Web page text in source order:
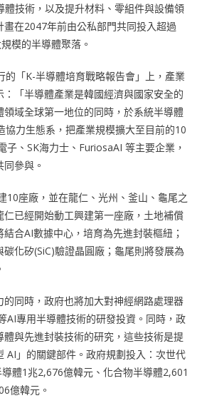
技術，以及提升材料、零組件與設備領
在2047年前由公私部門共同投入超過
模的半導體聚落。
的「K-半導體培育戰略報告會」上，產業
「半導體產業是韓國經濟與國家安全的
域全球第一地位的同時，於系統半導體
協力生態系，把產業規模擴大至目前的10
子、SK海力士、FuriosaAI 等主要企業，
參與。
10座廠，並在龍仁、光州、釜山、龜尾之
已經開始動工興建第一座廠，土地補償
合AI數據中心，培育為先進封裝樞紐；
化矽(SiC)驗證晶圓廠；龜尾則將發展為
同時，政府也將加大對神經網路處理器
AI專用半導體技術的研發投資。同時，政
與先進封裝技術的研究，這些技術是提
AI」的關鍵部件。政府規劃投入：次世代
體1兆2,676億韓元、化合物半導體2,601
億韓元。